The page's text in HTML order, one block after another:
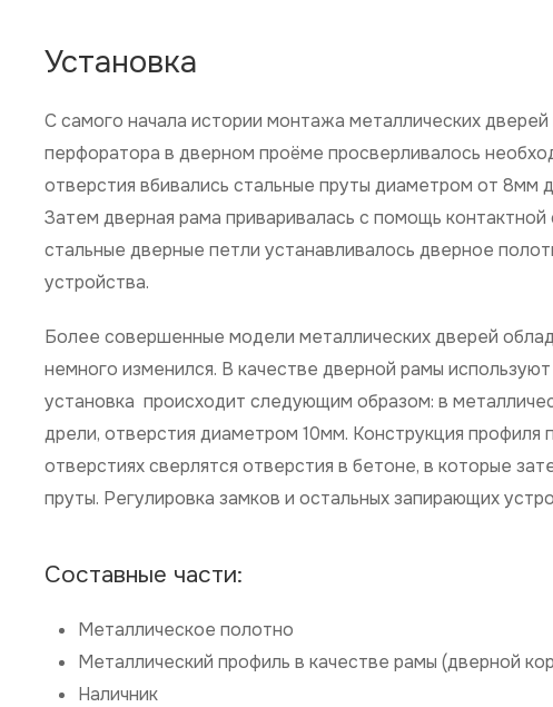
Установка
С самого начала истории монтажа металлических
перфоратора в дверном проёме просверливалось
отверстия вбивались стальные пруты диаметром от 8мм
Затем дверная рама приваривалась с помощь
стальные дверные петли устанавливалось дверное
устройства.
Более совершенные модели металлических дверей
немного изменился. В качестве дверной рамы
установка происходит следующим образом: в
дрели, отверстия диаметром 10мм. Конструкция
отверстиях сверлятся отверстия в бетоне, в которые
пруты. Регулировка замков и остальных запирающих
Составные части:
Металлическое полотно
Металлический профиль в качестве рамы (дверной
Наличник